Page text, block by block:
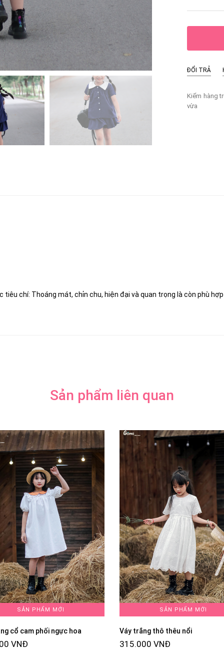
ĐỔI TRẢ
Kiểm hàng
vừa
chí: Thoáng mát, chỉn chu, hiện đại và quan trọng là còn phù
Sản phẩm liên quan
SẢN PHẨM MỚI
cổ cam phối ngực hoa
VNĐ
SẢN PHẨM MỚI
Váy trắng thô thêu nổi
315.000 VNĐ